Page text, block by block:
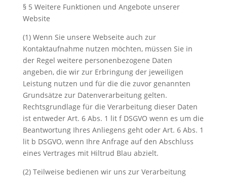
§ 5 Weitere Funktionen und Angebote unserer
Website
(1) Wenn Sie unsere Webseite auch zur
Kontaktaufnahme nutzen möchten, müssen Sie in
der Regel weitere personenbezogene Daten
angeben, die wir zur Erbringung der jeweiligen
Leistung nutzen und für die die zuvor genannten
Grundsätze zur Datenverarbeitung gelten.
Rechtsgrundlage für die Verarbeitung dieser Daten
ist entweder Art. 6 Abs. 1 lit f DSGVO wenn es um die
Beantwortung Ihres Anliegens geht oder Art. 6 Abs. 1
lit b DSGVO, wenn Ihre Anfrage auf den Abschluss
eines Vertrages mit Hiltrud Blau abzielt.
(2) Teilweise bedienen wir uns zur Verarbeitung